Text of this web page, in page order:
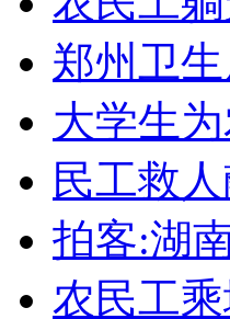
司机酒驾遇交警 急速
郑州卫
大学生
民工救
拍客:湖
农民工